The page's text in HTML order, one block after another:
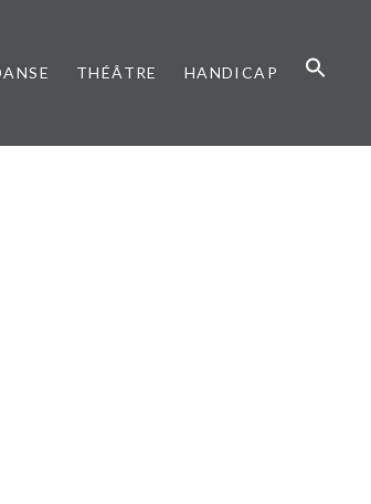
THÉÂTRE HANDICAP